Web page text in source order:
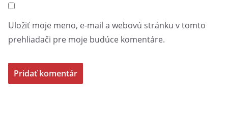
Uložiť moje meno, e-mail a webovú stránku v tomto
prehliadači pre moje budúce komentáre.